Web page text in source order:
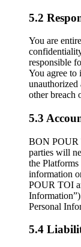
5.2
You are
responsible
You agree
other breach
5.3
BON POUR
parties will
the
information
POUR TOI
Personal
5.4